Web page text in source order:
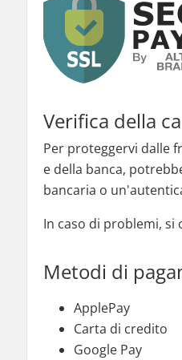
Verifica della
Per proteggervi dalle
e della banca,
bancaria o
In caso di problemi, si
Metodi di
ApplePay
Carta di credito
Google Pay